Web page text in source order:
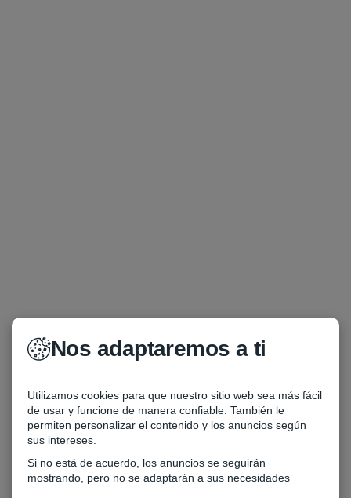
Nos adaptaremos a ti
Utilizamos cookies para que nuestro sitio web sea más fácil
de usar y funcione de manera confiable. También le
permiten personalizar el contenido y los anuncios según
sus intereses.
Si no está de acuerdo, los anuncios se seguirán
mostrando, pero no se adaptarán a sus necesidades